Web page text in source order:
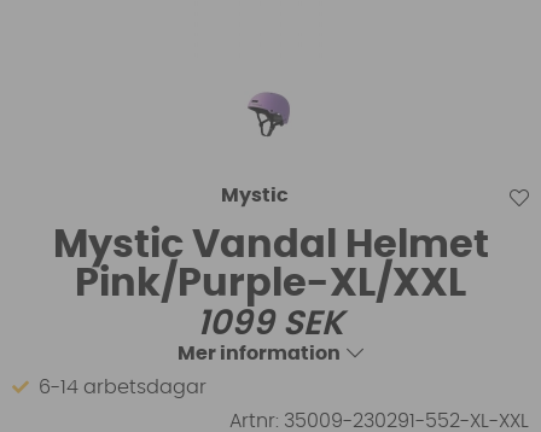
Mystic
Mystic Vandal Helmet
Pink/Purple-XL/XXL
1099SEK
Mer information
6-14 arbetsdagar
Artnr: 35009-230291-552-XL-XXL